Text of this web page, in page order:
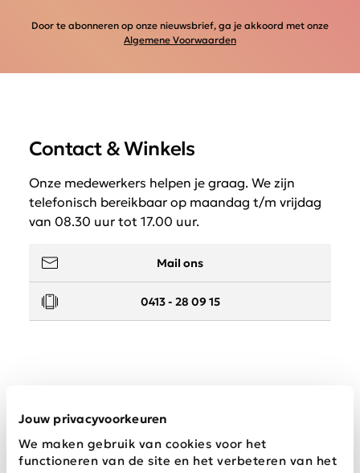
Jouw privacyvoorkeuren
We maken gebruik van cookies voor het
functioneren van de site en het verbeteren van het
Door te abonneren op onze nieuwsbrief, ga je akkoord met onze
Algemene Voorwaarden
Contact & Winkels
Onze medewerkers helpen je graag. We zijn
telefonisch bereikbaar op maandag t/m vrijdag
van 08.30 uur tot 17.00 uur.
Mail ons
0413 - 28 09 15
Wij zijn Schijvens mode